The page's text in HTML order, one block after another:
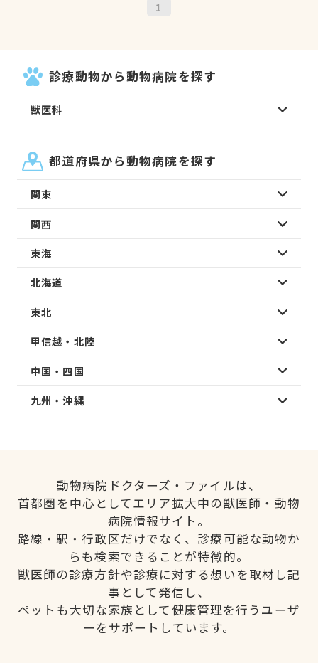
1
診療動物から動物病院を探す
獣医科
都道府県から動物病院を探す
関東
関西
東海
北海道
東北
甲信越・北陸
中国・四国
九州・沖縄
動物病院ドクターズ・ファイルは、
首都圏を中心としてエリア拡大中の獣医師・動物
病院情報サイト。
路線・駅・行政区だけでなく、診療可能な動物か
らも検索できることが特徴的。
獣医師の診療方針や診療に対する想いを取材し記
事として発信し、
ペットも大切な家族として健康管理を行うユーザ
ーをサポートしています。